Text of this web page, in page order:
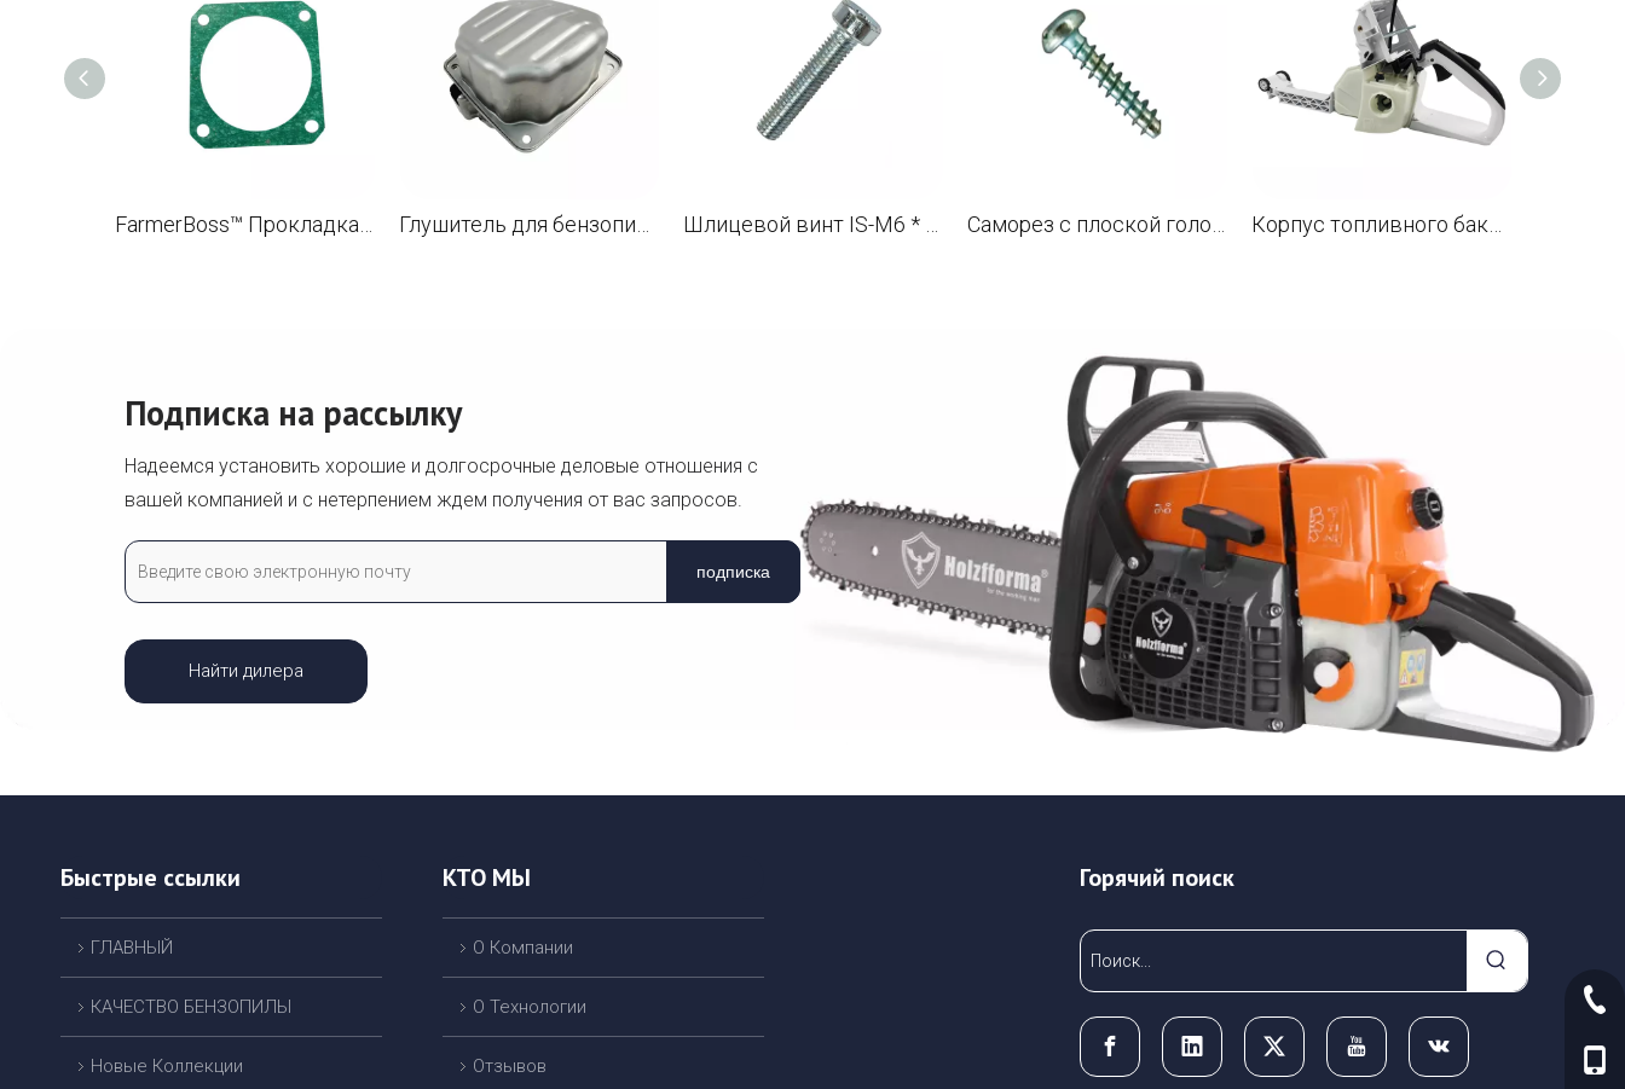
FarmerBoss™ Прокладка цилиндра для STL MS880 088 Щеткорез OEM 1124 029 2310 Глушитель для бензопилы STL 088 MS880 OEM 1124 140 0604 Шлицевой винт IS-M6 * 30 для бензопилы STL MS880 088 OEM 9022 341 1370 Саморез с плоской головкой IS P4 * 19 для бензопилы STL MS880 088 OEM 9074 478 3076 Корпус топливного бака Задняя ручка в сборе для бензопилы STL MS880 088
Подписка на рассылку
Надеемся установить хорошие и долгосрочные деловые отношения с
вашей компанией и с нетерпением ждем получения от вас запросов.
подписка
Найти дилера
Быстрые ссылки
ГЛАВНЫЙ
КАЧЕСТВО БЕНЗОПИЛЫ
Новые Коллекции
КТО МЫ
О Компании
О Технологии
Отзывов
Горячий поиск
+86-